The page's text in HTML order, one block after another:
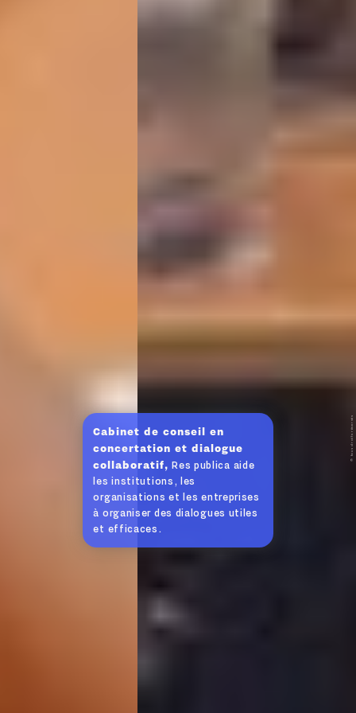
Cabinet de conseil en
concertation et dialogue
collaboratif, Res publica aide
les institutions, les
organisations et les entreprises
à organiser des dialogues utiles
et efficaces.
© tous droits réservés